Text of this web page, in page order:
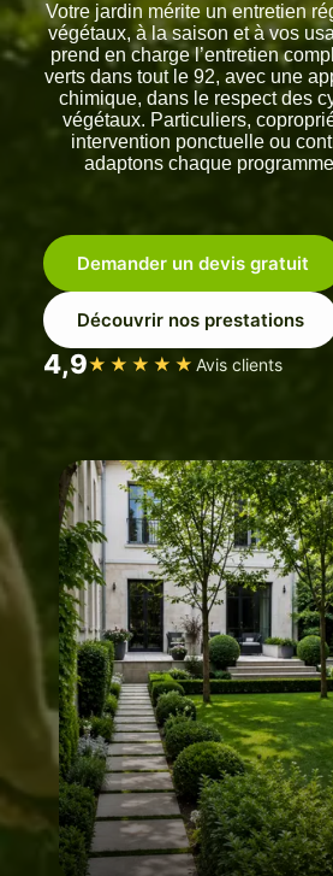
Votre jardin mérite un entretien
végétaux, à la saison et à vos
prend en charge l’entretien
verts dans tout le 92, avec une
chimique, dans le respect des
végétaux. Particuliers,
intervention ponctuelle ou
adaptons chaque
Demander un devis gratuit
Découvrir nos prestations
4,9★★★★★ Avis clients